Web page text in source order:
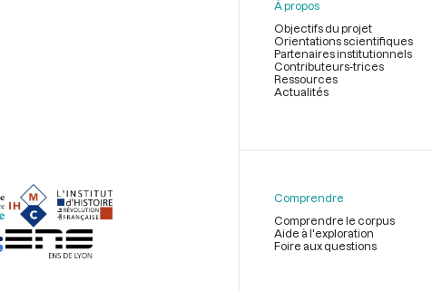
page
À propos
Objectifs du projet
Orientations scientifiques
Partenaires institutionnels
Contributeurs-trices
Ressources
Actualités
Comprendre
Comprendre le corpus
Aide à l'exploration
Foire aux questions